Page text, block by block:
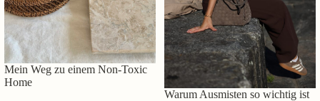
Mein Weg zu einem Non-Toxic
Home
Warum Ausmisten so wichtig ist